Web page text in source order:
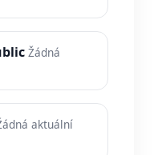
Žádná
aktuální